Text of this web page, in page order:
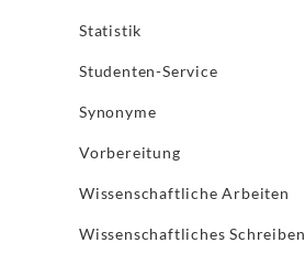
Statistik
Studenten-Service
Synonyme
Vorbereitung
Wissenschaftliche Arbeiten
Wissenschaftliches Schreiben